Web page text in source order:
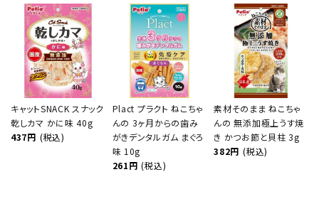
キャットSNACK スナック
乾しカマ かに味 40g
437円 (税込)
Plact プラクト ねこちゃ
んの 3ヶ月からの歯み
がきデンタルガム まぐろ
味 10g
261円 (税込)
素材そのまま ねこちゃ
んの 無添加極上うす焼
き かつお節と貝柱 3g
382円 (税込)